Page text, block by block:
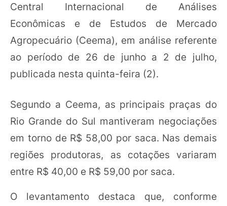
Central Internacional de Análises
Econômicas e de Estudos de Mercado
Agropecuário (Ceema), em análise referente
ao período de 26 de junho a 2 de julho,
publicada nesta quinta-feira (2).
Segundo a Ceema, as principais praças do
Rio Grande do Sul mantiveram negociações
em torno de R$ 58,00 por saca. Nas demais
regiões produtoras, as cotações variaram
entre R$ 40,00 e R$ 59,00 por saca.
O levantamento destaca que, conforme